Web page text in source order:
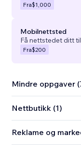
Fra$1,000
Mobilnettsted
Få nettstedet ditt
Fra$200
Mindre oppgaver
Nettbutikk (1)
Reklame og